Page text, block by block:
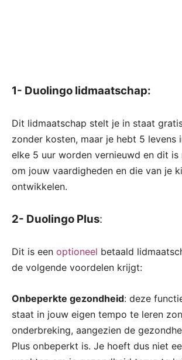
1- Duolingo lidmaatschap:
Dit lidmaatschap stelt je in staat
zonder kosten, maar je hebt 5 levens
elke 5 uur worden vernieuwd en dit
om jouw vaardigheden en die van je
ontwikkelen.
2- Duolingo Plus:
Dit is een optioneel betaald
de volgende voordelen krijgt:
Onbeperkte gezondheid: deze
staat in jouw eigen tempo te leren
onderbreking, aangezien de
Plus onbeperkt is. Je hoeft dus niet